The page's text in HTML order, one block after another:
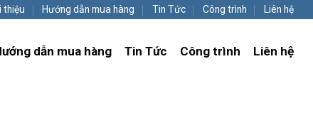
thiệu Hướng dẫn mua hàng Tin Tức Công trình Liên hệ
dẫn mua hàng Tin Tức Công trình Liên hệ